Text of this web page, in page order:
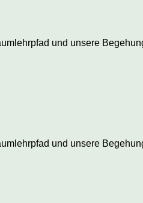
und unsere
und unsere